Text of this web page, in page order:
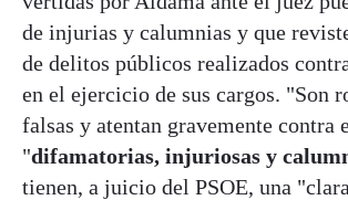
de injurias y calumnias y que
de delitos públicos realizados
en el ejercicio de sus cargos. "Son
falsas y atentan gravemente contra
"difamatorias, injuriosas y
tienen, a juicio del PSOE, una "clara